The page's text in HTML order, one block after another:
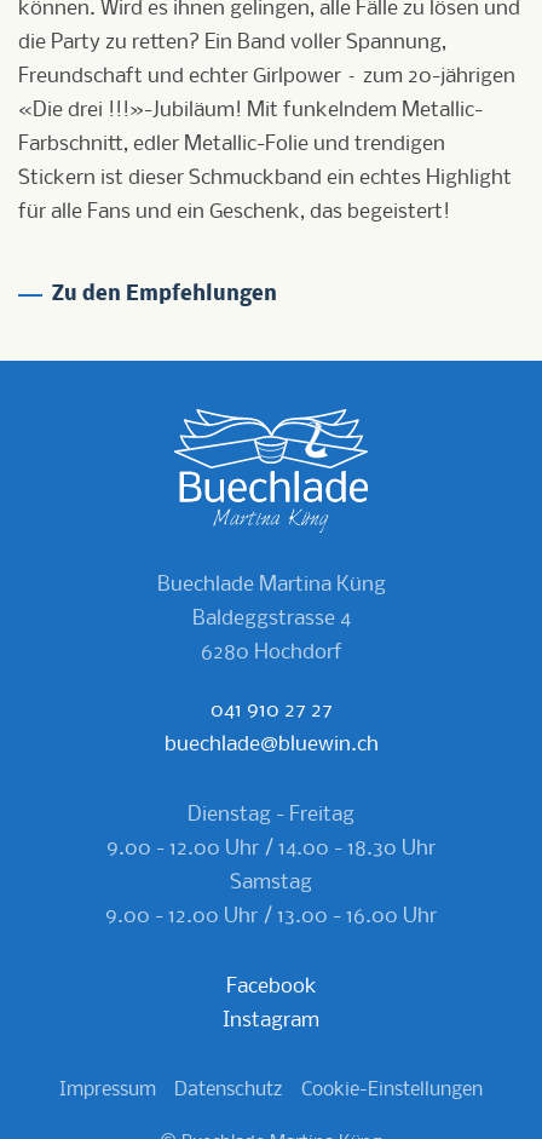
können. Wird es ihnen gelingen, alle Fälle zu lösen und
die Party zu retten? Ein Band voller Spannung,
Freundschaft und echter Girlpower – zum 20-jährigen
«Die drei !!!»-Jubiläum! Mit funkelndem Metallic-
Farbschnitt, edler Metallic-Folie und trendigen
Stickern ist dieser Schmuckband ein echtes Highlight
für alle Fans und ein Geschenk, das begeistert!
Zu den Empfehlungen
Buechlade Martina Küng
Baldeggstrasse 4
6280 Hochdorf
041 910 27 27
buechlade@bluewin.ch
Dienstag - Freitag
9.00 - 12.00 Uhr / 14.00 - 18.30 Uhr
Samstag
9.00 - 12.00 Uhr / 13.00 - 16.00 Uhr
Facebook
Instagram
Impressum Datenschutz Cookie-Einstellungen